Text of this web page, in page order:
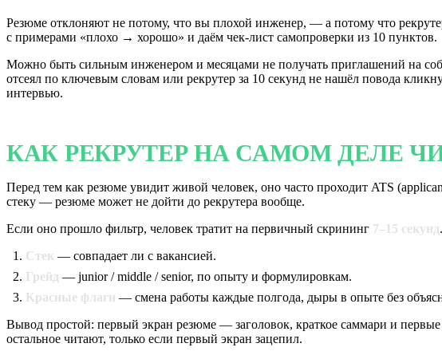
Резюме отклоняют не потому, что вы плохой инженер, — а потому что
с примерами «плохо → хорошо» и даём чек-лист самопроверки из 10 пунктов.
Можно быть сильным инженером и месяцами не получать приглашений на
отсеял по ключевым словам или рекрутер за 10 секунд не нашёл повода
интервью.
КАК РЕКРУТЕР НА САМОМ ДЕЛЕ
Перед тем как резюме увидит живой человек, оно часто проходит ATS
стеку — резюме может не дойти до рекрутера вообще.
Если оно прошло фильтр, человек тратит на первичный скрининг 7–15 секунд
Стек — совпадает ли с вакансией.
Грейд — junior / middle / senior, по опыту и формулировкам.
Красные флаги — смена работы каждые полгода, дыры в опыте без
Вывод простой: первый экран резюме — заголовок, краткое саммари и
остальное читают, только если первый экран зацепил.